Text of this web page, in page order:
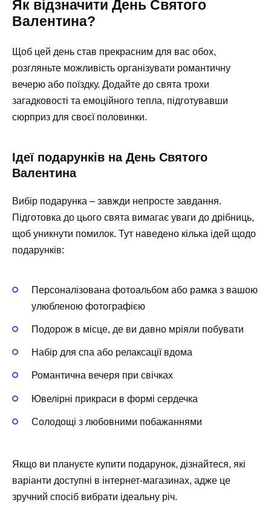
Як відзначити День Святого
Валентина?
Щоб цей день став прекрасним для вас обох,
розгляньте можливість організувати романтичну
вечерю або поїздку. Додайте до свята трохи
загадковості та емоційного тепла, підготувавши
сюрприз для своєї половинки.
Ідеї подарунків на День Святого
Валентина
Вибір подарунка – завжди непросте завдання.
Підготовка до цього свята вимагає уваги до дрібниць,
щоб уникнути помилок. Тут наведено кілька ідей щодо
подарунків:
Персоналізована фотоальбом або рамка з вашою
улюбленою фотографією
Подорож в місце, де ви давно мріяли побувати
Набір для спа або релаксації вдома
Романтична вечеря при свічках ️
Ювелірні прикраси в формі сердечка
Солодощі з любовними побажаннями
Якщо ви плануєте купити подарунок, дізнайтеся, які
варіанти доступні в інтернет-магазинах, адже це
зручний спосіб вибрати ідеальну річ.